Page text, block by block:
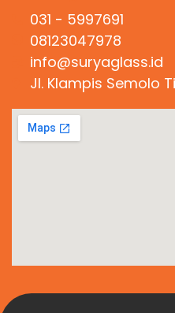
031 - 5997691
08123047978
info@suryaglass.id
Jl. Klampis Semolo